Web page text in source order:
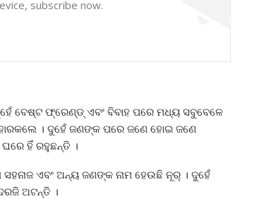
subscribe now.
ବେଷ୍ଟ ଫ୍ରେଣ୍ଡ୍ ଏବଂ ବିବାହ ପରେ ମଧ୍ୟ ସବୁବେଳେ
। ଦୁହେଁ ଜଣଙ୍କ ପରେ ଜଣେ ହୋଇ ଜଣେ
ହିଁ ରହୁଛନ୍ତି ।
ଏବଂ ଅନ୍ୟ ଜଣଙ୍କ ନାମ ହେଉଛି ନୂର୍ । ଦୁହେଁ
ଅଟନ୍ତି ।